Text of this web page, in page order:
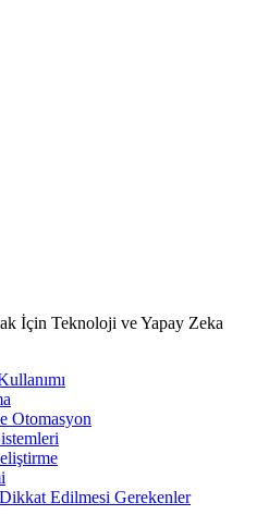
İçin Teknoloji ve Yapay Zeka
Otomasyon
Edilmesi Gerekenler